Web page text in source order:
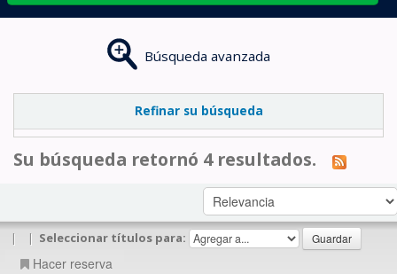
Búsqueda avanzada
Refinar su búsqueda
Su búsqueda retornó 4 resultados.
| | Seleccionar títulos para:
Hacer reserva